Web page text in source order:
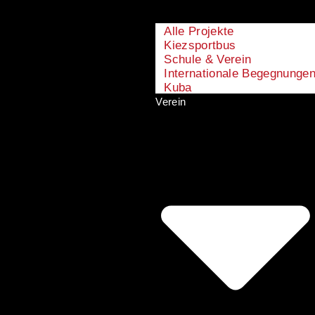
Alle Projekte
Kiezsportbus
Schule & Verein
Internationale
Kuba
Verein